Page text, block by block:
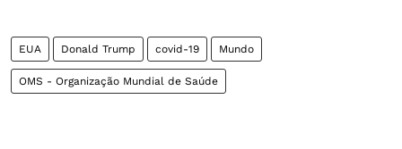
EUA Donald Trump covid-19 Mundo
OMS - Organização Mundial de Saúde